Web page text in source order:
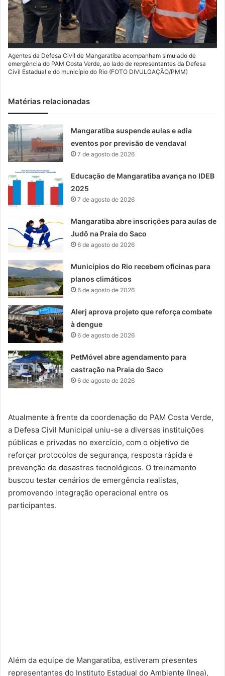
Agentes da Defesa Civil de Mangaratiba acompanham simulado de
emergência do PAM Costa Verde, ao lado de representantes da Defesa
Civil Estadual e do município do Rio (FOTO DIVULGAÇÃO/PMM)
Matérias relacionadas
Mangaratiba suspende aulas e adia
eventos por previsão de vendaval
7 de agosto de 2026
Educação de Mangaratiba avança no IDEB
2025
7 de agosto de 2026
Mangaratiba abre inscrições para aulas de
Judô na Praia do Saco
6 de agosto de 2026
Municípios do Rio recebem oficinas para
planos climáticos
6 de agosto de 2026
Alerj aprova projeto que reforça combate
à dengue
6 de agosto de 2026
PetMóvel abre agendamento para
castração na Praia do Saco
6 de agosto de 2026
Atualmente à frente da coordenação do PAM Costa Verde,
a Defesa Civil Municipal uniu-se a diversas instituições
públicas e privadas no exercício, com o objetivo de
reforçar protocolos de segurança, resposta rápida e
prevenção de desastres tecnológicos. O treinamento
buscou testar cenários de emergência realistas,
promovendo integração operacional entre os
participantes.
Além da equipe de Mangaratiba, estiveram presentes
representantes do Instituto Estadual do Ambiente (Inea),